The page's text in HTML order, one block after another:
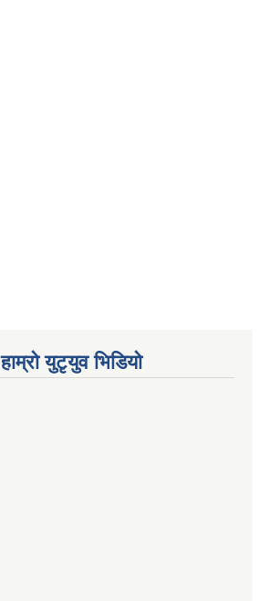
हाम्राे युटृयुव भिडियाे